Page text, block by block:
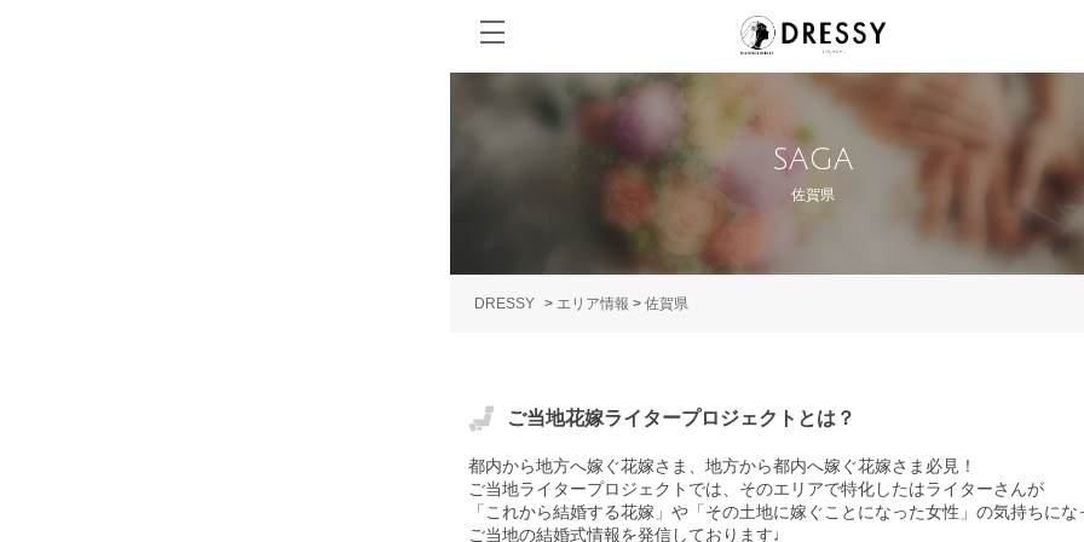
SAGA
佐賀県
DRESSY > エリア情報 > 佐賀県
ご当地花嫁ライタープロジェクトとは？
都内から地方へ嫁ぐ花嫁さま、地方から都内へ嫁ぐ花嫁さま必見！
ご当地ライタープロジェクトでは、そのエリアで特化したはライターさんが
「これから結婚する花嫁」や「その土地に嫁ぐことになった女性」の気持ちにな
ご当地の結婚式情報を発信しております♩